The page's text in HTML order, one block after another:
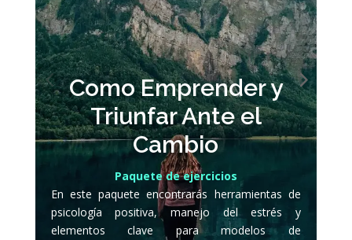
Como Emprender y
Triunfar Ante el
Cambio
Paquete de ejercicios
En este paquete encontrarás herramientas de
psicología positiva, manejo del estrés y
elementos clave para modelos de